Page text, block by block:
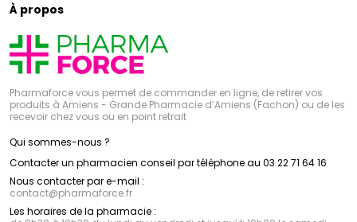
À propos
Pharmaforce vous permet de commander en ligne, de retirer vos
produits à Amiens - Grande Pharmacie d’Amiens (Fachon) ou de les
recevoir chez vous ou en point retrait
Qui sommes-nous ?
Contacter un pharmacien conseil par téléphone au 03 22 71 64 16
Nous contacter par e-mail :
contact@pharmaforce.fr
Les horaires de la pharmacie :